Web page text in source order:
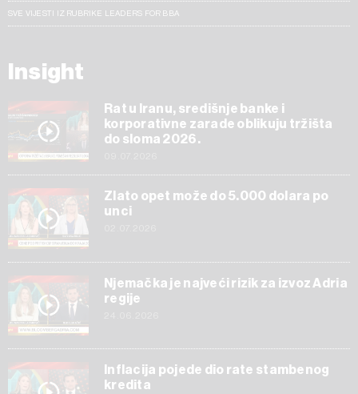
SVE VIJESTI IZ RUBRIKE LEADERS FOR BBA
Insight
Rat u Iranu, središnje banke i
korporativne zarade oblikuju tržišta
do sloma 2026.
Zlato opet može do 5.000 dolara po
unci
Njemačka je najveći rizik za izvoz Adria
regije
Inflacija pojede dio rate stambenog
kredita